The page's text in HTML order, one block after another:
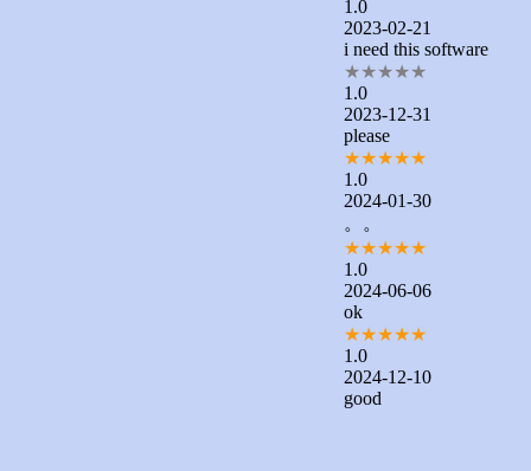
1.0
2023-02-21
i need this software
★★★★★
1.0
2023-12-31
please
★★★★★
1.0
2024-01-30
。。
★★★★★
1.0
2024-06-06
ok
★★★★★
1.0
2024-12-10
good